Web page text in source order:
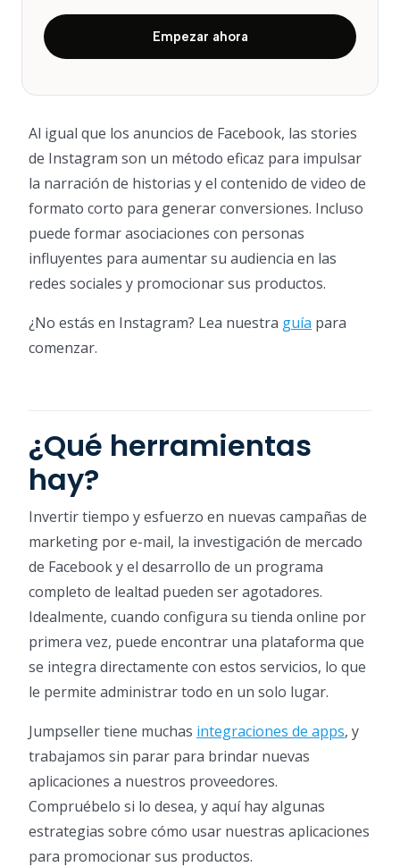
Empezar ahora
Al igual que los anuncios de Facebook, las stories
de Instagram son un método eficaz para impulsar
la narración de historias y el contenido de video de
formato corto para generar conversiones. Incluso
puede formar asociaciones con personas
influyentes para aumentar su audiencia en las
redes sociales y promocionar sus productos.
¿No estás en Instagram? Lea nuestra guía para
comenzar.
¿Qué herramientas
hay?
Invertir tiempo y esfuerzo en nuevas campañas de
marketing por e-mail, la investigación de mercado
de Facebook y el desarrollo de un programa
completo de lealtad pueden ser agotadores.
Idealmente, cuando configura su tienda online por
primera vez, puede encontrar una plataforma que
se integra directamente con estos servicios, lo que
le permite administrar todo en un solo lugar.
Jumpseller tiene muchas integraciones de apps, y
trabajamos sin parar para brindar nuevas
aplicaciones a nuestros proveedores.
Compruébelo si lo desea, y aquí hay algunas
estrategias sobre cómo usar nuestras aplicaciones
para promocionar sus productos.